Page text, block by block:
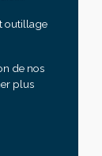
outillage
de nos
plus